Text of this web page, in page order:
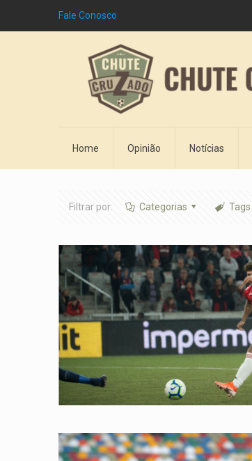
Fale Conosco
Home Opinião Notícias
Filtrar por: Categorias Tags